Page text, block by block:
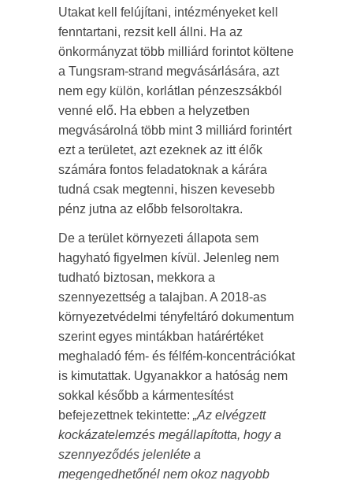
Utakat kell felújítani, intézményeket kell
fenntartani, rezsit kell állni. Ha az
önkormányzat több milliárd forintot költene
a Tungsram-strand megvásárlására, azt
nem egy külön, korlátlan pénzeszsákból
venné elő. Ha ebben a helyzetben
megvásárolná több mint 3 milliárd forintért
ezt a területet, azt ezeknek az itt élők
számára fontos feladatoknak a kárára
tudná csak megtenni, hiszen kevesebb
pénz jutna az előbb felsoroltakra.
De a terület környezeti állapota sem
hagyható figyelmen kívül. Jelenleg nem
tudható biztosan, mekkora a
szennyezettség a talajban. A 2018-as
környezetvédelmi tényfeltáró dokumentum
szerint egyes mintákban határértéket
meghaladó fém- és félfém-koncentrációkat
is kimutattak. Ugyanakkor a hatóság nem
sokkal később a kármentesítést
befejezettnek tekintette: „Az elvégzett
kockázatelemzés megállapította, hogy a
szennyeződés jelenléte a
megengedhetőnél nem okoz nagyobb